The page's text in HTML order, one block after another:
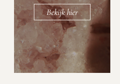
Bekijk hier